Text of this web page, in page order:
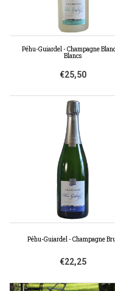
Péhu-Guiardel - Champagne
Blancs
€25,50
Péhu-Guiardel - Champagne
€22,25